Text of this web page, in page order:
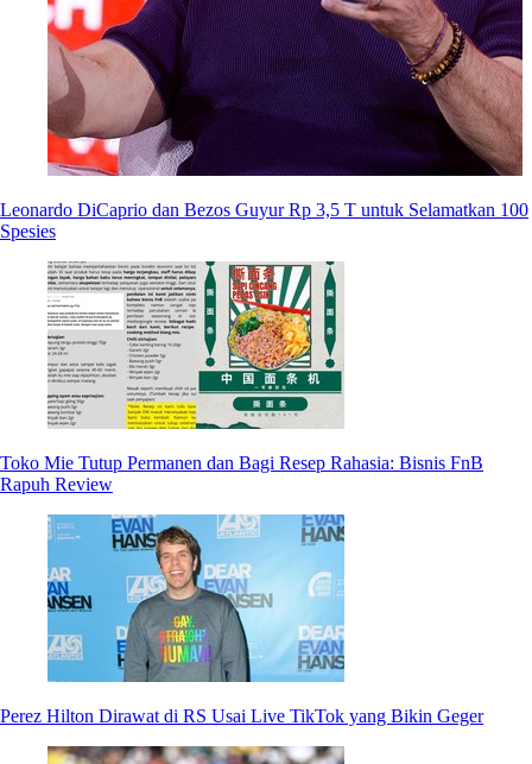
Leonardo DiCaprio dan Bezos Guyur Rp 3,5 T untuk Selamatkan 100
Spesies
Toko Mie Tutup Permanen dan Bagi Resep Rahasia: Bisnis FnB
Rapuh Review
Perez Hilton Dirawat di RS Usai Live TikTok yang Bikin Geger